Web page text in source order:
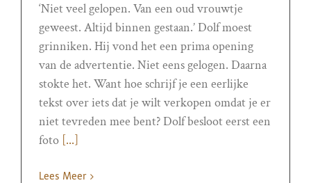
‘Niet veel gelopen. Van een oud vrouwtje
geweest. Altijd binnen gestaan.’ Dolf moest
grinniken. Hij vond het een prima opening
van de advertentie. Niet eens gelogen. Daarna
stokte het. Want hoe schrijf je een eerlijke
tekst over iets dat je wilt verkopen omdat je er
niet tevreden mee bent? Dolf besloot eerst een
foto [...]
Lees Meer